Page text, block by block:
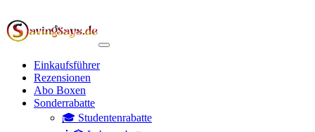
Einkaufsführer
Rezensionen
Abo Boxen
Sonderrabatte
🎓 Studentenrabatte